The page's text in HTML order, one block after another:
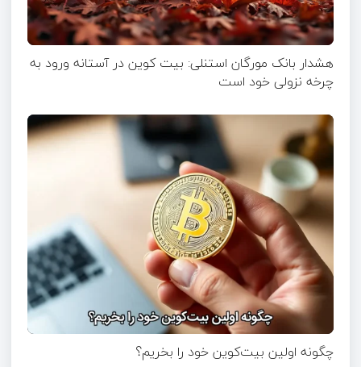
هشدار بانک مورگان استنلی: بیت کوین در آستانه ورود به
چرخه نزولی خود است
چگونه اولین بیت‌کوین خود را بخریم؟